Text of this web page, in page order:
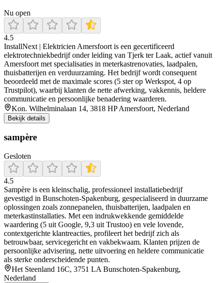
Nu open
4.5
InstallNext | Elektricien Amersfoort is een gecertificeerd
elektrotechniekbedrijf onder leiding van Tjerk ter Laak, actief vanuit
Amersfoort met specialisaties in meterkastrenovaties, laadpalen,
thuisbatterijen en verduurzaming. Het bedrijf wordt consequent
beoordeeld met de maximale scores (5 ster op Werkspot, 4 op
Trustpilot), waarbij klanten de nette afwerking, vakkennis, heldere
communicatie en persoonlijke benadering waarderen.
Kon. Wilhelminalaan 14, 3818 HP Amersfoort, Nederland
Bekijk details
sampère
Gesloten
4.5
Sampère is een kleinschalig, professioneel installatiebedrijf
gevestigd in Bunschoten‑Spakenburg, gespecialiseerd in duurzame
oplossingen zoals zonnepanelen, thuisbatterijen, laadpalen en
meterkastinstallaties. Met een indrukwekkende gemiddelde
waardering (5 uit Google, 9,3 uit Trustoo) en vele lovende,
contextgerichte klantreacties, profileert het bedrijf zich als
betrouwbaar, servicegericht en vakbekwaam. Klanten prijzen de
persoonlijke advisering, nette uitvoering en heldere communicatie
als sterke onderscheidende punten.
Het Steenland 16C, 3751 LA Bunschoten-Spakenburg,
Nederland